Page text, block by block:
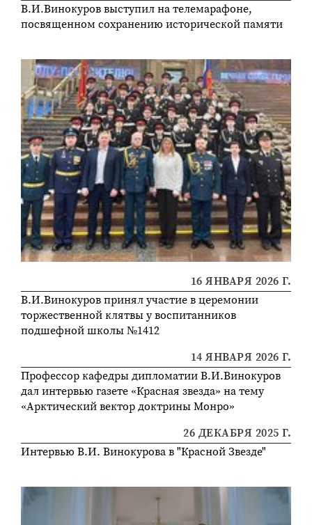
В.И.Винокуров выступил на телемарафоне,
посвященном сохранению исторической памяти
16 ЯНВАРЯ 2026 Г.
В.И.Винокуров принял участие в церемонии
торжественной клятвы у воспитанников
подшефной школы №1412
14 ЯНВАРЯ 2026 Г.
Профессор кафедры дипломатии В.И.Винокуров
дал интервью газете «Красная звезда» на тему
«Арктический вектор доктрины Монро»
26 ДЕКАБРЯ 2025 Г.
Интервью В.И. Винокурова в "Красной Звезде"